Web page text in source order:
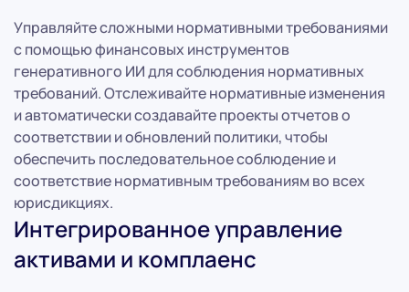
Управляйте сложными нормативными требованиями
с помощью финансовых инструментов
генеративного ИИ для соблюдения нормативных
требований. Отслеживайте нормативные изменения
и автоматически создавайте проекты отчетов о
соответствии и обновлений политики, чтобы
обеспечить последовательное соблюдение и
соответствие нормативным требованиям во всех
юрисдикциях.
Интегрированное управление
активами и комплаенс